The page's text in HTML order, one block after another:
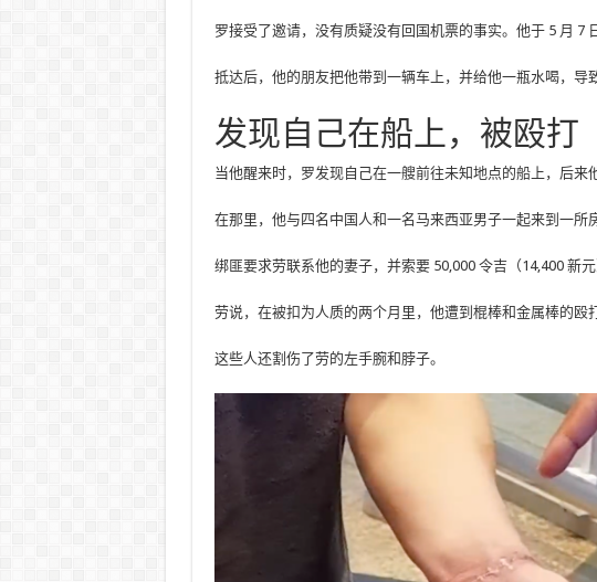
罗接受了邀请，没有质疑没有回国机票的事实。他于 5 月 7
抵达后，他的朋友把他带到一辆车上，并给他一瓶水喝，导
发现自己在船上，被殴打
当他醒来时，罗发现自己在一艘前往未知地点的船上，后来
在那里，他与四名中国人和一名马来西亚男子一起来到一所
绑匪要求劳联系他的妻子，并索要 50,000 令吉（14,400 新元
劳说，在被扣为人质的两个月里，他遭到棍棒和金属棒的殴打
这些人还割伤了劳的左手腕和脖子。